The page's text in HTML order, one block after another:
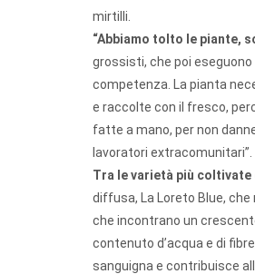
mirtilli.
“Abbiamo tolto le piante,
grossisti, che poi
competenza. La pianta
e raccolte con il fresco,
fatte a mano, per non
lavoratori extracomunitari”.
Tra le varietà più coltivate
diffusa, La Loreto Blue,
che incontrano un
contenuto d’acqua e di
sanguigna e contribuisce